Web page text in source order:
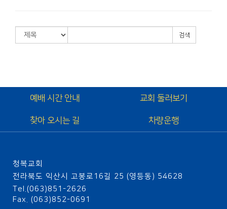
검색
예배 시간 안내 교회 둘러보기
찾아 오시는 길 차량운행
청복교회
전라북도 익산시 고봉로16길 25 (영등동) 54628
Tel.(063)851-2626
Fax. (063)852-0691